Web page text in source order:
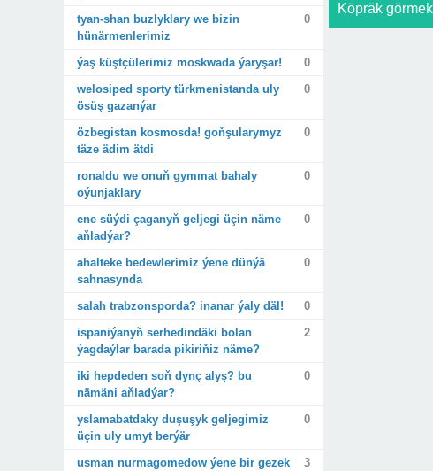
tyan-shan buzlyklary we bizin
hünärmenlerimiz
0
ýaş küştçülerimiz moskwada ýaryşar!
0
welosiped sporty türkmenistanda uly
ösüş gazanýar
0
özbegistan kosmosda! goňşularymyz
täze ädim ätdi
0
ronaldu we onuň gymmat bahaly
oýunjaklary
0
ene süýdi çaganyň geljegi üçin näme
aňladýar?
0
ahalteke bedewlerimiz ýene dünýä
sahnasynda
0
salah trabzonsporda? inanar ýaly däl!
0
ispaniýanyň serhedindäki bolan
ýagdaýlar barada pikiriňiz näme?
2
iki hepdeden soň dynç alyş? bu
nämäni aňladýar?
0
yslamabatdaky duşuşyk geljegimiz
üçin uly umyt berýär
0
usman nurmagomedow ýene bir gezek 3
Köpräk